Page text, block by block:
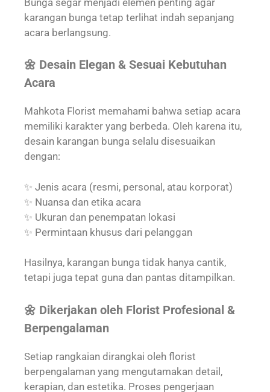
karangan bunga tetap terlihat indah sepanjang
acara berlangsung.
🌼 Desain Elegan & Sesuai Kebutuhan
Acara
Mahkota Florist memahami bahwa setiap acara
memiliki karakter yang berbeda. Oleh karena itu,
desain karangan bunga selalu disesuaikan
dengan:
✨ Jenis acara (resmi, personal, atau korporat)
✨ Nuansa dan etika acara
✨ Ukuran dan penempatan lokasi
✨ Permintaan khusus dari pelanggan
Hasilnya, karangan bunga tidak hanya cantik,
tetapi juga tepat guna dan pantas ditampilkan.
🌼 Dikerjakan oleh Florist Profesional &
Berpengalaman
Setiap rangkaian dirangkai oleh florist
berpengalaman yang mengutamakan detail,
kerapian, dan estetika. Proses pengerjaan